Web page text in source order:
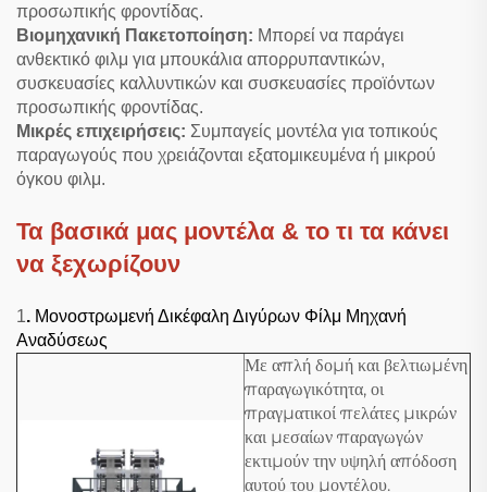
προσωπικής φροντίδας.
Βιομηχανική Πακετοποίηση: Μπορεί να παράγει
ανθεκτικό φιλμ για μπουκάλια απορρυπαντικών,
συσκευασίες καλλυντικών και συσκευασίες προϊόντων
προσωπικής φροντίδας.
Μικρές επιχειρήσεις: Συμπαγείς μοντέλα για τοπικούς
παραγωγούς που χρειάζονται εξατομικευμένα ή μικρού
όγκου φιλμ.
Τα βασικά μας μοντέλα & το τι τα κάνει
να ξεχωρίζουν
1. Μονοστρωμενή Δικέφαλη Διγύρων Φίλμ Μηχανή
Αναδύσεως
Με απλή δομή και βελτιωμένη
παραγωγικότητα, οι
πραγματικοί πελάτες μικρών
και μεσαίων παραγωγών
εκτιμούν την υψηλή απόδοση
αυτού του μοντέλου.